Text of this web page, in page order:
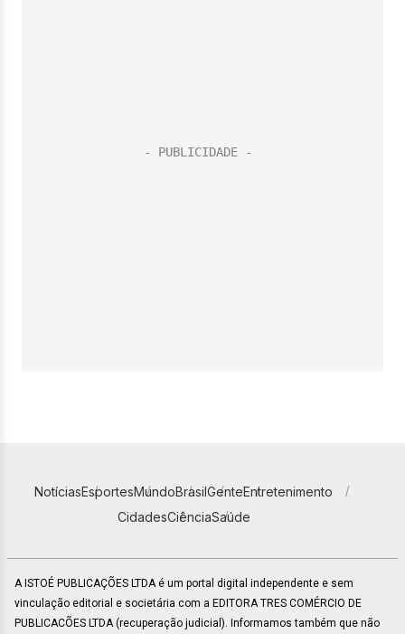
NotíciasEsportesMundoBrasilGenteEntretenimento
CidadesCiênciaSaúde
A ISTOÉ PUBLICAÇÕES LTDA é um portal digital independente e sem
vinculação editorial e societária com a EDITORA TRES COMÉRCIO DE
PUBLICACÕES LTDA (recuperação judicial). Informamos também que não